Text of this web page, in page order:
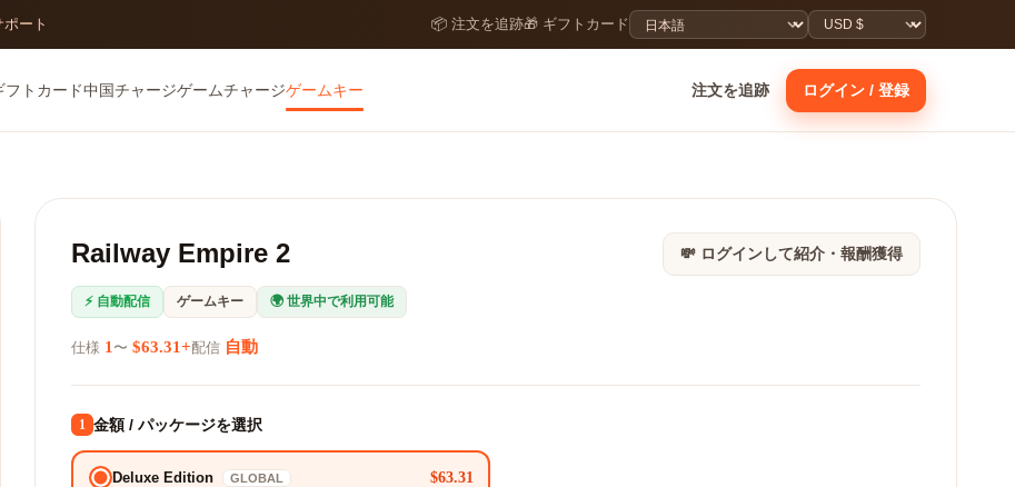
ート 📦 注文を追跡🎁 ギフトカード
フトカード中国チャージゲームチャージゲームキー 注文を追跡 ログイン / 登録
💸 ログインして紹介・報酬獲得
Railway Empire 2
⚡ 自動配信 ゲームキー 🌍 世界中で利用可能
仕様 1 〜 $63.31+配信 自動
1 金額 / パッケージを選択
Deluxe Edition GLOBAL $63.31